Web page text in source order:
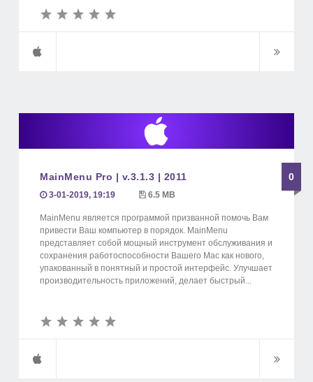
MainMenu Pro | v.3.1.3 | 2011 0
3-01-2019, 19:19 6.5 MB
MainMenu является программой призванной помочь Вам
привести Ваш компьютер в порядок. MainMenu
представляет собой мощный инструмент обслуживания и
сохранения работоспособности Вашего Mac как нового,
упакованный в понятный и простой интерфейс. Улучшает
производительность приложений, делает быстрый...